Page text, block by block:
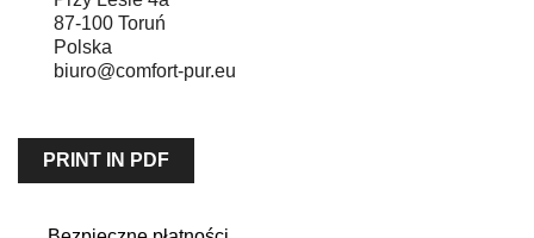
87-100 Toruń
Polska
biuro@comfort-pur.eu
PRINT IN PDF